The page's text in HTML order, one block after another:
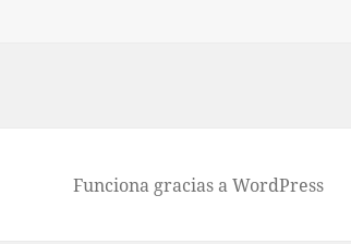
Funciona gracias a WordPress